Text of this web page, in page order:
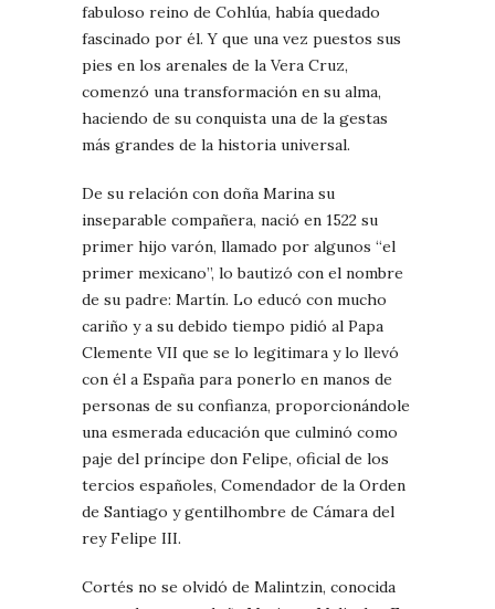
fabuloso reino de Cohlúa, había quedado
fascinado por él. Y que una vez puestos sus
pies en los arenales de la Vera Cruz,
comenzó una transformación en su alma,
haciendo de su conquista una de la gestas
más grandes de la historia universal.
De su relación con doña Marina su
inseparable compañera, nació en 1522 su
primer hijo varón, llamado por algunos “el
primer mexicano”, lo bautizó con el nombre
de su padre: Martín. Lo educó con mucho
cariño y a su debido tiempo pidió al Papa
Clemente VII que se lo legitimara y lo llevó
con él a España para ponerlo en manos de
personas de su confianza, proporcionándole
una esmerada educación que culminó como
paje del príncipe don Felipe, oficial de los
tercios españoles, Comendador de la Orden
de Santiago y gentilhombre de Cámara del
rey Felipe III.
Cortés no se olvidó de Malintzin, conocida